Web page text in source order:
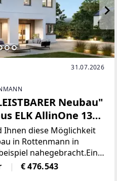
31.07.2026
Neubau"
ELK AllinOne 131
ab € 1.075.-
Ihnen diese Möglichkeit
in Rottenmann in
nahegebracht.Ein
mit einer Größe von
Fertighaus AllinOne 131
€ 476.543